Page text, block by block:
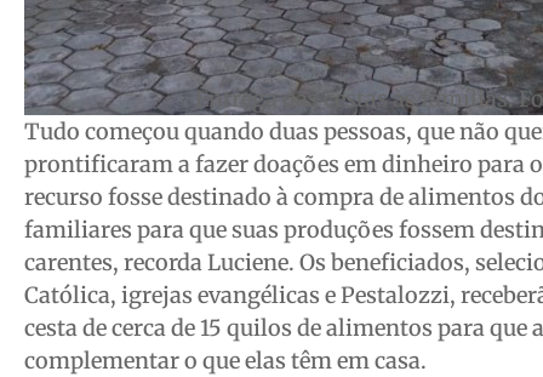
Privacidade
Privacidade
Privacidade
Privacidade
Entrega das cestas às famílias.
Tudo começou quando duas pessoas, que não
prontificaram a fazer doações em dinheiro para
recurso fosse destinado à compra de alimentos
familiares para que suas produções fossem
carentes, recorda Luciene. Os beneficiados,
Católica, igrejas evangélicas e Pestalozzi,
cesta de cerca de 15 quilos de alimentos para que
complementar o que elas têm em casa.